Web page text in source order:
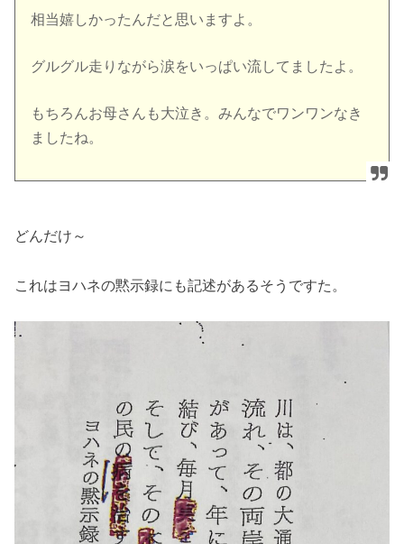
相当嬉しかったんだと思いますよ。
グルグル走りながら涙をいっぱい流してましたよ。
もちろんお母さんも大泣き。みんなでワンワンなき
ましたね。
どんだけ～
これはヨハネの黙示録にも記述があるそうですた。